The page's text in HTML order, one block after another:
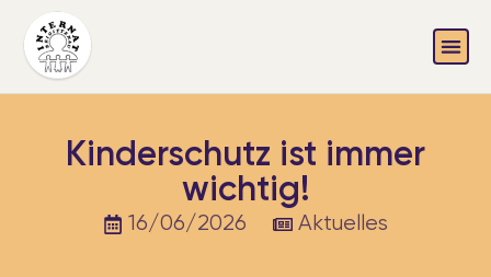
Kinderschutz ist immer
wichtig!
16/06/2026 Aktuelles